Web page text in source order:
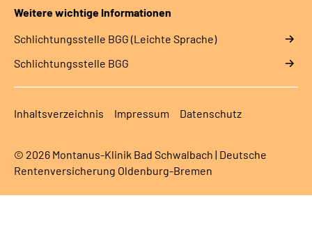
Weitere wichtige Informationen
Schlich­tungs­stel­le BGG (Leichte Sprache)
Schlich­tungs­stel­le BGG
Inhaltsverzeichnis Impressum Datenschutz
© 2026 Montanus-Klinik Bad Schwalbach | Deutsche
Rentenversicherung Oldenburg-Bremen